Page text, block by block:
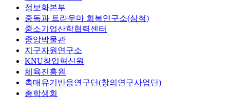
정보화본부
중독과 트라우마 회복연구소(삼척)
중소기업산학협력센터
중앙박물관
지구자원연구소
KNU창업혁신원
체육진흥원
촉매유기반응연구단(창의연구사업단)
총학생회